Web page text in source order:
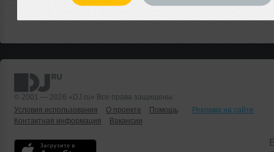
© 2001 — 2026 «DJ.ru» Все права защищены.
Условия использования
О проекте Помощь
Реклама на сайте
Контактная информация
Вакансии